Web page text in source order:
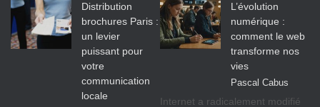
Distribution
brochures Paris :
un levier
puissant pour
votre
communication
locale
L’évolution
numérique :
comment le web
transforme nos
vies
Pascal Cabus
Internet a radicalement modifié